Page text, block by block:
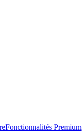
Fonctionnalités Premium